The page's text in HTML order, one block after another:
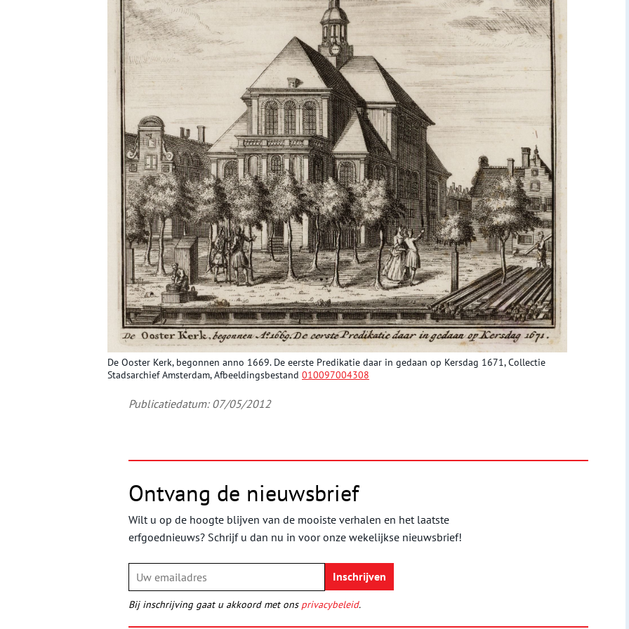
De Ooster Kerk, begonnen anno 1669. De eerste Predikatie daar in gedaan op Kersdag 1671, Collectie
Stadsarchief Amsterdam, Afbeeldingsbestand 010097004308
Publicatiedatum: 07/05/2012
Ontvang de nieuwsbrief
Wilt u op de hoogte blijven van de mooiste verhalen en het laatste
erfgoednieuws? Schrijf u dan nu in voor onze wekelijkse nieuwsbrief!
Bij inschrijving gaat u akkoord met ons privacybeleid.